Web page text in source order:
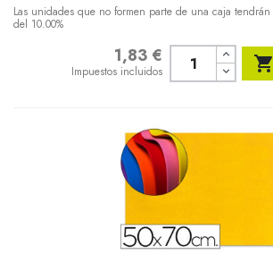
Las unidades que no formen parte de una caja
del 10.00%
1,83 €
Impuestos incluidos 